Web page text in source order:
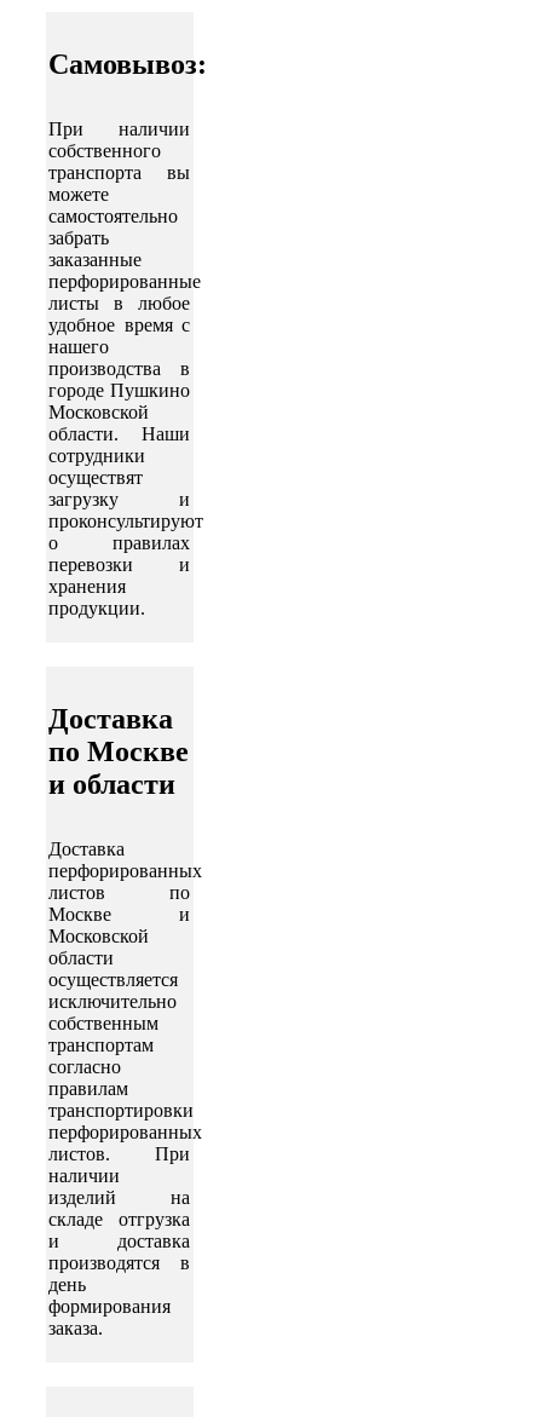
Самовывоз:
При наличии
собственного
транспорта вы
можете
самостоятельно
забрать
заказанные
перфорированные
листы в любое
удобное время с
нашего
производства в
городе Пушкино
Московской
области. Наши
сотрудники
осуществят
загрузку и
проконсультируют
о правилах
перевозки и
хранения
продукции.
Доставка
по Москве
и области
Доставка
перфорированных
листов по
Москве и
Московской
области
осуществляется
исключительно
собственным
транспортам
согласно
правилам
транспортировки
перфорированных
листов. При
наличии
изделий на
складе отгрузка
и доставка
производятся в
день
формирования
заказа.